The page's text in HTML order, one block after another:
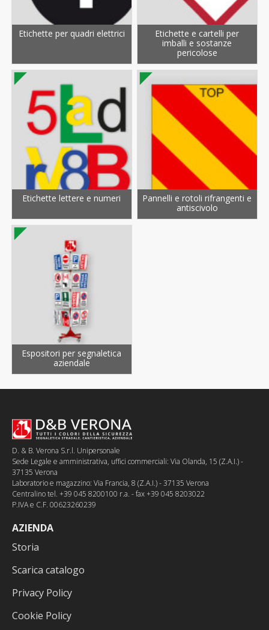
Etichette per quadri elettrici
Etichette e cartelli per
imballi e sostanze
pericolose
Etichette lettere e numeri
Pannelli e rotoli rifrangenti e
antiscivolo
Espositori per segnaletica
aziendale
D. & B. Verona S.r.l. Unipersonale
Sede Legale e amministrativa, uffici commerciali: Via Olanda, 15 (Z.A.I.) -
37135 Verona
Laboratorio e magazzino: Via Francia, 8 (Z.A.I.) - 37135 Verona
Centralino tel. +39 045 8200100 r.a. - fax +39 045 8203022
P.IVA e C.F. 00623260239
AZIENDA
Storia
Scarica catalogo
Privacy Policy
Cookie Policy